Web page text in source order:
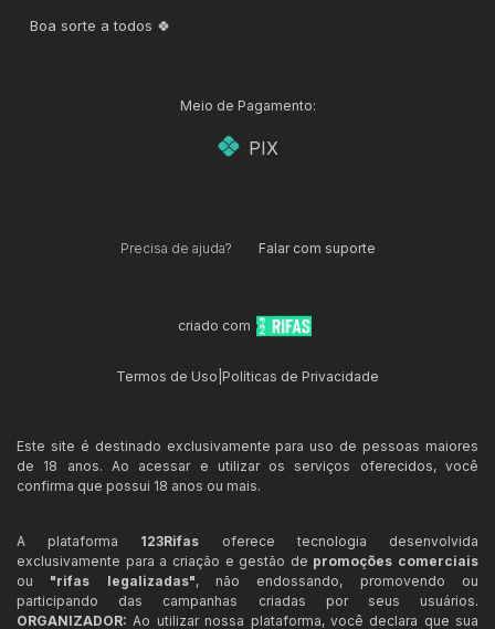
Boa sorte a todos 🍀
Meio de Pagamento:
PIX
Precisa de ajuda? Falar com suporte
criado com
Termos de Uso Políticas de Privacidade
Este site é destinado exclusivamente para uso de pessoas maiores
de 18 anos. Ao acessar e utilizar os serviços oferecidos, você
confirma que possui 18 anos ou mais.
A plataforma 123Rifas oferece tecnologia desenvolvida
exclusivamente para a criação e gestão de promoções comerciais
ou "rifas legalizadas", não endossando, promovendo ou
participando das campanhas criadas por seus usuários.
ORGANIZADOR: Ao utilizar nossa plataforma, você declara que sua